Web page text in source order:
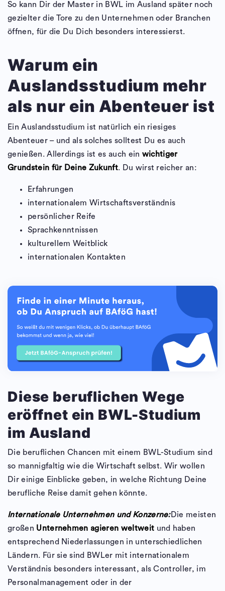
So kann Dir der Master in BWL im Ausland später noch
gezielter die Tore zu den Unternehmen oder Branchen
öffnen, für die Du Dich besonders interessierst.
Warum ein
Auslandsstudium mehr
als nur ein Abenteuer ist
Ein Auslandsstudium ist natürlich ein riesiges
Abenteuer – und als solches solltest Du es auch
genießen. Allerdings ist es auch ein wichtiger
Grundstein für Deine Zukunft. Du wirst reicher an:
Erfahrungen
internationalem Wirtschaftsverständnis
persönlicher Reife
Sprachkenntnissen
kulturellem Weitblick
internationalen Kontakten
Diese beruflichen Wege
eröffnet ein BWL-Studium
im Ausland
Die beruflichen Chancen mit einem BWL-Studium sind
so mannigfaltig wie die Wirtschaft selbst. Wir wollen
Dir einige Einblicke geben, in welche Richtung Deine
berufliche Reise damit gehen könnte.
Internationale Unternehmen und Konzerne:Die meisten
großen Unternehmen agieren weltweit und haben
entsprechend Niederlassungen in unterschiedlichen
Ländern. Für sie sind BWLer mit internationalem
Verständnis besonders interessant, als Controller, im
Personalmanagement oder in der